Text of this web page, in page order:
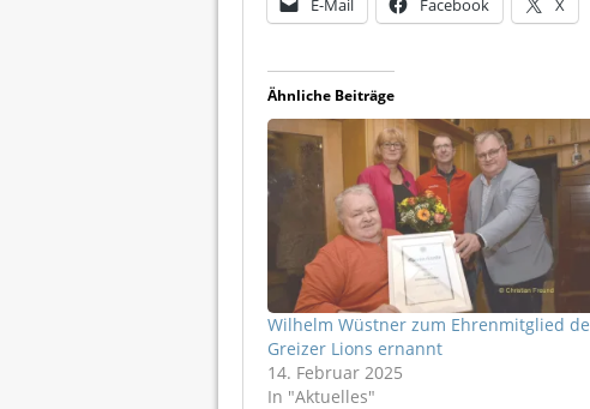
E-Mail Facebook X
Ähnliche Beiträge
Wilhelm Wüstner zum Ehrenmitglied
Greizer Lions ernannt
14. Februar 2025
In "Aktuelles"